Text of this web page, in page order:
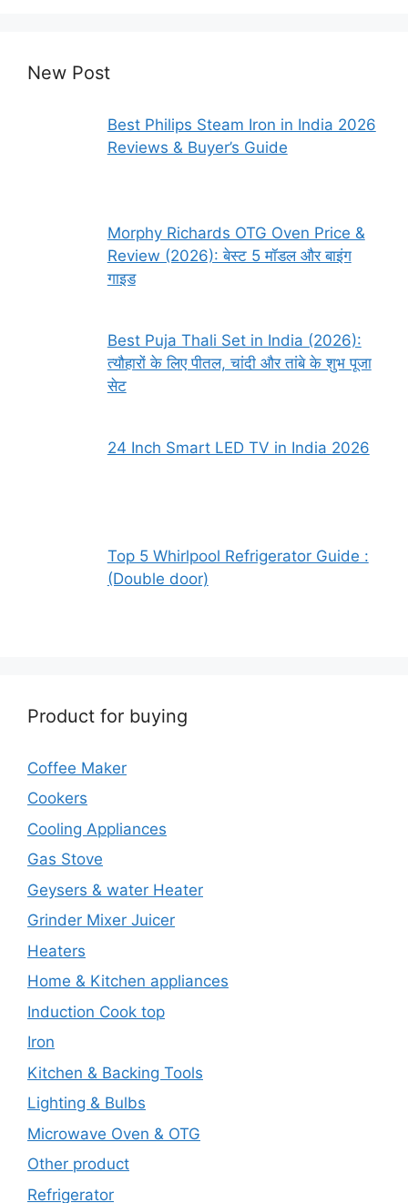
New Post
Best Philips Steam Iron in India 2026
Reviews & Buyer’s Guide
Morphy Richards OTG Oven Price &
Review (2026): बेस्ट 5 मॉडल और बाइंग
गाइड
Best Puja Thali Set in India (2026):
त्यौहारों के लिए पीतल, चांदी और तांबे के शुभ पूजा
सेट
24 Inch Smart LED TV in India 2026
Top 5 Whirlpool Refrigerator Guide :
(Double door)
Product for buying
Coffee Maker
Cookers
Cooling Appliances
Gas Stove
Geysers & water Heater
Grinder Mixer Juicer
Heaters
Home & Kitchen appliances
Induction Cook top
Iron
Kitchen & Backing Tools
Lighting & Bulbs
Microwave Oven & OTG
Other product
Refrigerator